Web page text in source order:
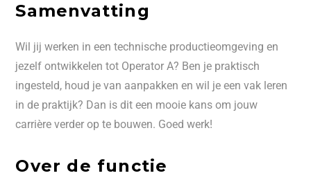
Samenvatting
Wil jij werken in een technische productieomgeving en
jezelf ontwikkelen tot Operator A? Ben je praktisch
ingesteld, houd je van aanpakken en wil je een vak leren
in de praktijk? Dan is dit een mooie kans om jouw
carrière verder op te bouwen. Goed werk!
Over de functie